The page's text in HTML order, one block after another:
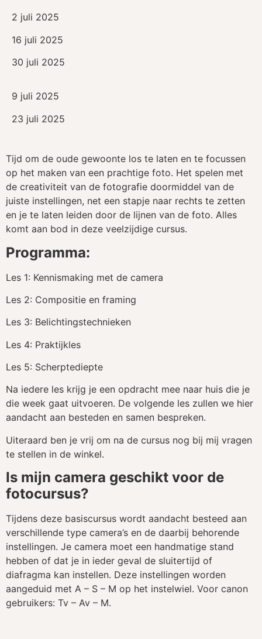
2 juli 2025
16 juli 2025
30 juli 2025
9 juli 2025
23 juli 2025
Tijd om de oude gewoonte los te laten en te focussen
op het maken van een prachtige foto. Het spelen met
de creativiteit van de fotografie doormiddel van de
juiste instellingen, net een stapje naar rechts te zetten
en je te laten leiden door de lijnen van de foto. Alles
komt aan bod in deze veelzijdige cursus.
Programma:
Les 1: Kennismaking met de camera
Les 2: Compositie en framing
Les 3: Belichtingstechnieken
Les 4: Praktijkles
Les 5: Scherptediepte
Na iedere les krijg je een opdracht mee naar huis die je
die week gaat uitvoeren. De volgende les zullen we hier
aandacht aan besteden en samen bespreken.
Uiteraard ben je vrij om na de cursus nog bij mij vragen
te stellen in de winkel.
Is mijn camera geschikt voor de
fotocursus?
Tijdens deze basiscursus wordt aandacht besteed aan
verschillende type camera’s en de daarbij behorende
instellingen. Je camera moet een handmatige stand
hebben of dat je in ieder geval de sluitertijd of
diafragma kan instellen. Deze instellingen worden
aangeduid met A – S – M op het instelwiel. Voor canon
gebruikers: Tv – Av – M.